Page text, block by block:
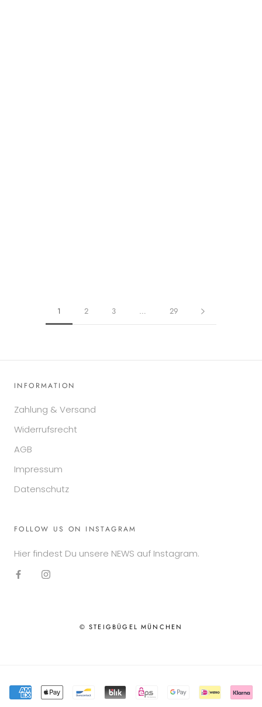
1 2 3 … 29
INFORMATION
Zahlung & Versand
Widerrufsrecht
AGB
Impressum
Datenschutz
FOLLOW US ON INSTAGRAM
Hier findest Du unsere NEWS auf Instagram.
© STEIGBÜGEL MÜNCHEN